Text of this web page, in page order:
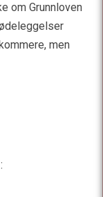
om Grunnloven
men